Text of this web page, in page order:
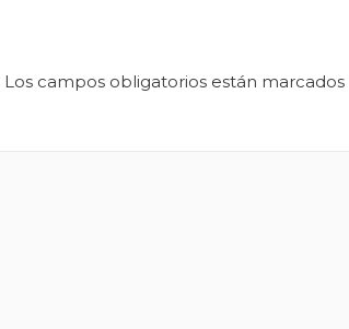
Los campos obligatorios están